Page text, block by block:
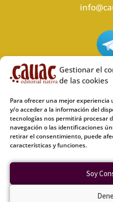
Gestionar el
de las cookies
Para ofrecer una mejor
y/o acceder a la información del
tecnologías nos permitirá procesar
navegación o las identificaciones
retirar el consentimiento, puede
características y funciones.
Soy
Síguenos
Síguenos
Política de